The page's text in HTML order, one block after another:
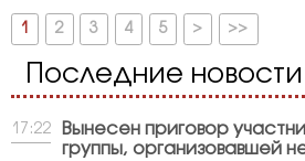
1 2 3 4 5 > >>
Последние новости
17:22
Вынесен приговор
группы, организовавшей